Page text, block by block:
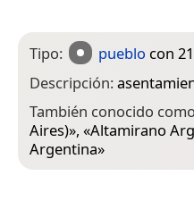
Tipo: pueblo con
Descripción:
También conocido
Aires)», «Altamirano
Argentina»